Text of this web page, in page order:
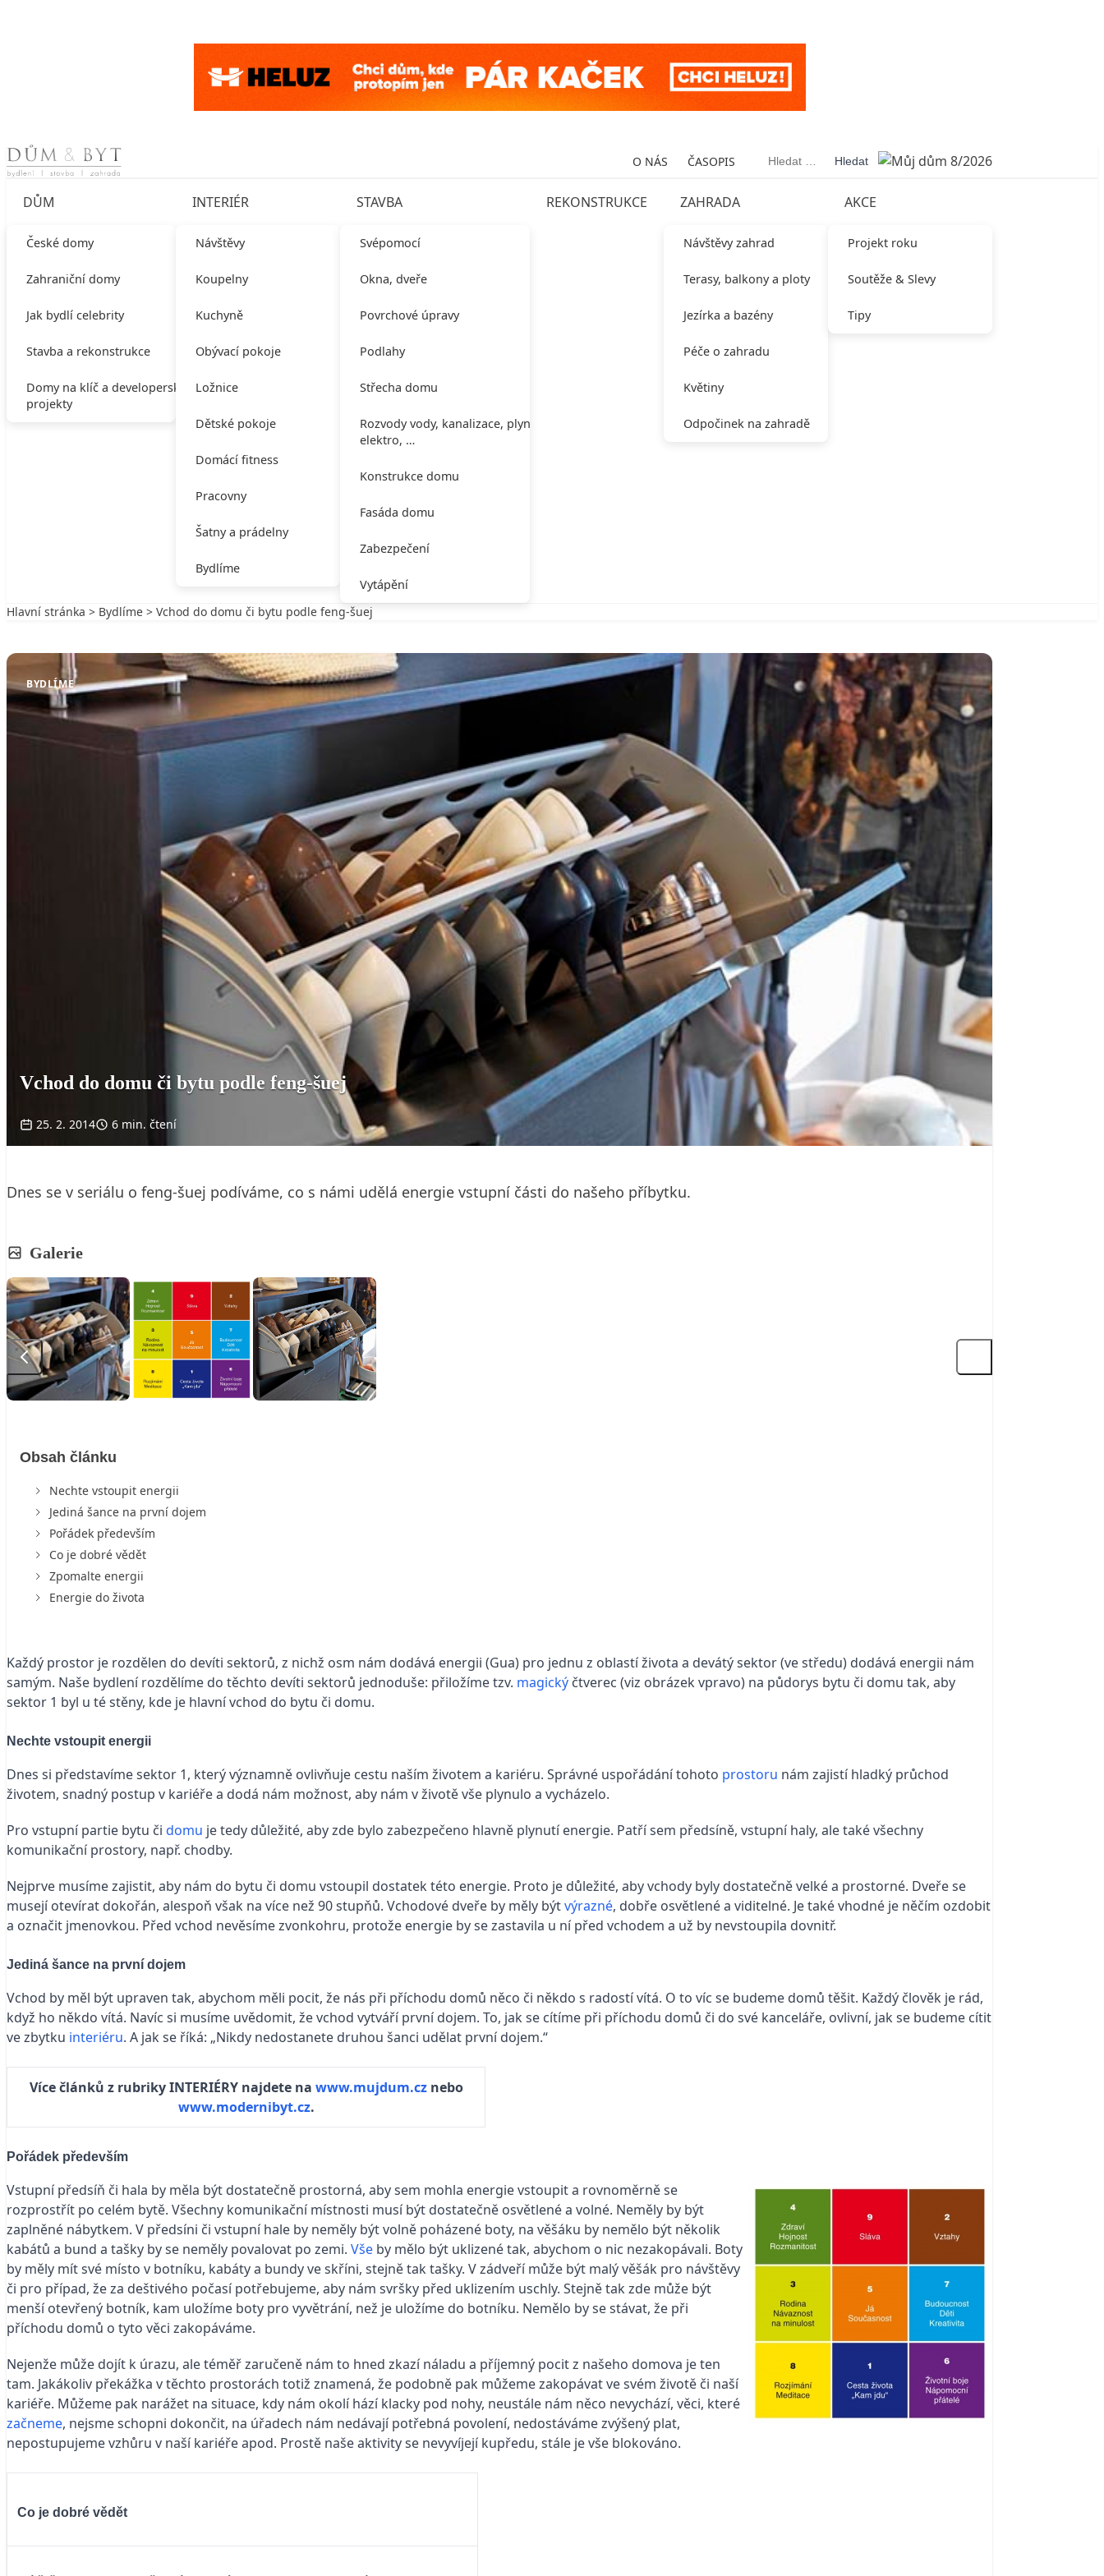
Skip to content O NÁS ČASOPIS Vyhledávání
DŮM
České domy
Zahraniční domy
Jak bydlí celebrity
Stavba a rekonstrukce
Domy na klíč a developerské
projekty
INTERIÉR
Návštěvy
Koupelny
Kuchyně
Obývací pokoje
Ložnice
Dětské pokoje
Domácí fitness
Pracovny
Šatny a prádelny
Bydlíme
STAVBA
Svépomocí
Okna, dveře
Povrchové úpravy
Podlahy
Střecha domu
Rozvody vody, kanalizace, plynu,
elektro, …
Konstrukce domu
Fasáda domu
Zabezpečení
Vytápění
REKONSTRUKCE ZAHRADA
Návštěvy zahrad
Terasy, balkony a ploty
Jezírka a bazény
Péče o zahradu
Květiny
Odpočinek na zahradě
AKCE
Projekt roku
Soutěže & Slevy
Tipy
Hlavní stránka > Bydlíme > Vchod do domu či bytu podle feng-šuej
BYDLÍME
Vchod do domu či bytu podle feng-šuej
25. 2. 2014 6 min. čtení
Dnes se v seriálu o feng-šuej podíváme, co s námi udělá energie vstupní části do našeho příbytku.
Galerie
Obsah článku
Nechte vstoupit energii
Jediná šance na první dojem
Pořádek především
Co je dobré vědět
Zpomalte energii
Energie do života
Každý prostor je rozdělen do devíti sektorů, z nichž osm nám dodává energii (Gua) pro jednu z oblastí života a devátý sektor (ve středu) dodává energii nám
samým. Naše bydlení rozdělíme do těchto devíti sektorů jednoduše: přiložíme tzv. magický čtverec (viz obrázek vpravo) na půdorys bytu či domu tak, aby
sektor 1 byl u té stěny, kde je hlavní vchod do bytu či domu.
Nechte vstoupit energii
Dnes si představíme sektor 1, který významně ovlivňuje cestu naším životem a kariéru. Správné uspořádání tohoto prostoru nám zajistí hladký průchod
životem, snadný postup v kariéře a dodá nám možnost, aby nám v životě vše plynulo a vycházelo.
Pro vstupní partie bytu či domu je tedy důležité, aby zde bylo zabezpečeno hlavně plynutí energie. Patří sem předsíně, vstupní haly, ale také všechny
komunikační prostory, např. chodby.
Nejprve musíme zajistit, aby nám do bytu či domu vstoupil dostatek této energie. Proto je důležité, aby vchody byly dostatečně velké a prostorné. Dveře se
musejí otevírat dokořán, alespoň však na více než 90 stupňů. Vchodové dveře by měly býtvýrazné, dobře osvětlené a viditelné. Je také vhodné je něčím ozdobit
a označit jmenovkou. Před vchod nevěsíme zvonkohru, protože energie by se zastavila u ní před vchodem a už by nevstoupila dovnitř.
Jediná šance na první dojem
Vchod by měl být upraven tak, abychom měli pocit, že nás při příchodu domů něco či někdo s radostí vítá. O to víc se budeme domů těšit. Každý člověk je rád,
když ho někdo vítá. Navíc si musíme uvědomit, že vchod vytváří první dojem. To, jak se cítíme při příchodu domů či do své kanceláře, ovlivní, jak se budeme cítit
ve zbytku interiéru. A jak se říká: „Nikdy nedostanete druhou šanci udělat první dojem.“
Více článků z rubriky INTERIÉRY najdete na www.mujdum.cznebo
www.modernibyt.cz.
Pořádek především
Vstupní předsíň či hala by měla být dostatečně prostorná, aby sem mohla energie vstoupit a rovnoměrně se
rozprostřít po celém bytě. Všechny komunikační místnosti musí být dostatečně osvětlené a volné. Neměly by být
zaplněné nábytkem. V předsíni či vstupní hale by neměly být volně poházené boty, na věšáku by nemělo být několik
kabátů a bund a tašky by se neměly povalovat po zemi. Vše by mělo být uklizené tak, abychom o nic nezakopávali. Boty
by měly mít své místo v botníku, kabáty a bundy ve skříni, stejně tak tašky. V zádveří může být malý věšák pro návštěvy
či pro případ, že za deštivého počasí potřebujeme, aby nám svršky před uklizením uschly. Stejně tak zde může být
menší otevřený botník, kam uložíme boty pro vyvětrání, než je uložíme do botníku. Nemělo by se stávat, že při
příchodu domů o tyto věci zakopáváme.
Nejenže může dojít k úrazu, ale téměř zaručeně nám to hned zkazí náladu a příjemný pocit z našeho domova je ten
tam. Jakákoliv překážka v těchto prostorách totiž znamená, že podobně pak můžeme zakopávat ve svém životě či naší
kariéře. Můžeme pak narážet na situace, kdy nám okolí hází klacky pod nohy, neustále nám něco nevychází, věci, které
začneme, nejsme schopni dokončit, na úřadech nám nedávají potřebná povolení, nedostáváme zvýšený plat,
nepostupujeme vzhůru v naší kariéře apod. Prostě naše aktivity se nevyvíjejí kupředu, stále je vše blokováno.
Co je dobré vědět